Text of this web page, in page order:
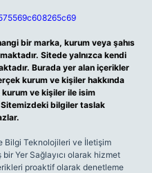
bir marka, kurum veya şahıs
Sitede yalnızca kendi
Burada yer alan içerikler
kurum ve kişiler hakkında
kurum ve kişiler ile isim
bilgiler taslak
Bilgi Teknolojileri ve İletişim
Yer Sağlayıcı olarak hizmet
proaktif olarak denetleme